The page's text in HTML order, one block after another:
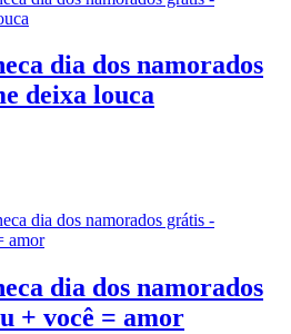
dia dos namorados
deixa louca
dia dos namorados
+ você = amor